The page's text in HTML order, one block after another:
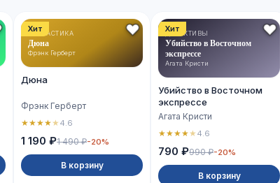
Хит
ФАНТАСТИКА
Дюна
Фрэнк Герберт
Дюна
Фрэнк Герберт
★★★★★4.6
1 190 ₽1 490 ₽-20%
В корзину
Хит
ДЕТЕКТИВЫ
Убийство в Восточном
экспрессе
Агата Кристи
Убийство в Восточном
экспрессе
Агата Кристи
★★★★★4.6
790 ₽990 ₽-20%
В корзину